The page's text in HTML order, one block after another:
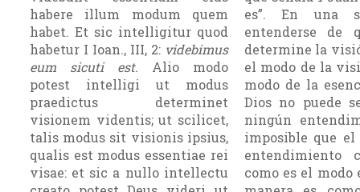
habere illum modum quem
habet. Et sic intelligitur quod
habetur I Ioan., III, 2: videbimus
eum sicuti est. Alio modo
potest intelligi ut modus
praedictus determinet
visionem videntis; ut scilicet,
talis modus sit visionis ipsius,
qualis est modus essentiae rei
visae: et sic a nullo intellectu
es”. En una
entenderse de
determine la
el modo de la
modo de la
Dios no puede
ningún
imposible que
entendimiento
como es el modo